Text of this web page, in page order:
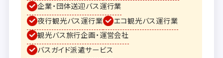
企業・団体送迎バス運行業
夜行観光バス運行業
エコ観光バス運行業
観光バス旅行企画・運営会社
バスガイド派遣サービス